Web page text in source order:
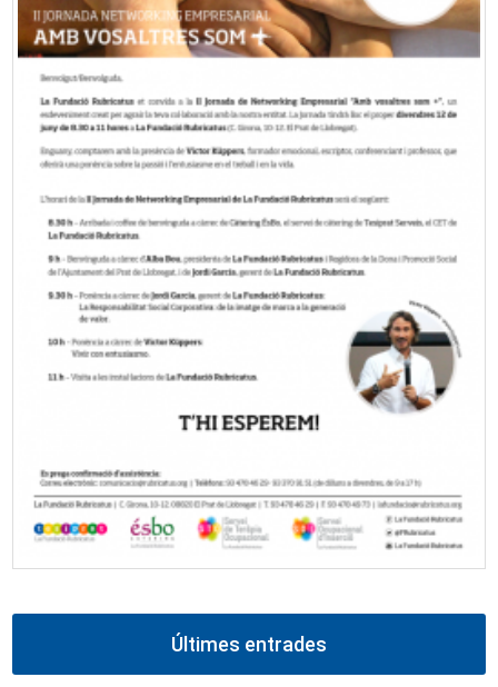
Últimes entrades